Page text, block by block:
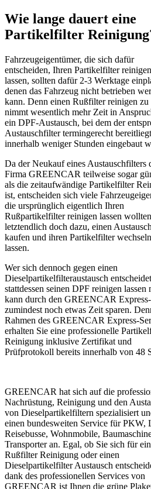
Wie lange dauert eine
Partikelfilter
Fahrzeugeigentümer, die sich dafür
entscheiden, Ihren Partikelfilter
lassen, sollten dafür 2-3 Werktage
denen das Fahrzeug nicht betrieben
kann. Denn einen Rußfilter reinigen zu
nimmt wesentlich mehr Zeit in
ein DPF-Austausch, bei dem der
Austauschfilter termingerecht
innerhalb weniger Stunden eingebaut
Da der Neukauf eines Austauschfilters
Firma GREENCAR teilweise sogar
als die zeitaufwändige Partikelfilter
ist, entscheiden sich viele
die ursprünglich eigentlich Ihren
Rußpartikelfilter reinigen lassen
letztendlich doch dazu, einen
kaufen und ihren Partikelfilter
lassen.
Wer sich dennoch gegen einen
Dieselpartikelfilteraustausch
stattdessen seinen DPF reinigen lassen
kann durch den GREENCAR
zumindest noch etwas Zeit sparen.
Rahmen des GREENCAR Express-
erhalten Sie eine professionelle
Reinigung inklusive Zertifikat und
Prüfprotokoll bereits innerhalb von 48
GREENCAR hat sich auf die
Nachrüstung, Reinigung und den
von Dieselpartikelfiltern spezialisiert
einen bundesweiten Service für PKW,
Reisebusse, Wohnmobile,
Transporter an. Egal, ob Sie sich für
Rußfilter Reinigung oder einen
Dieselpartikelfilter Austausch
dank des professionellen Services von
GREENCAR ist Ihnen die grüne